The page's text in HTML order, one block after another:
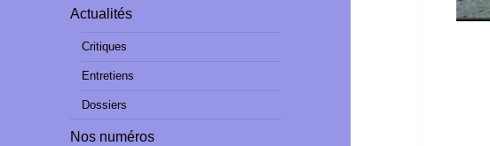
Actualités
Critiques
Entretiens
Dossiers
Nos numéros